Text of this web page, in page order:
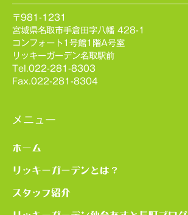
〒981-1231
宮城県名取市手倉田字八幡 428-1
コンフォート1号館1階A号室
リッキーガーデン名取駅前
Tel.022-281-8303
Fax.022-281-8304
メニュー
ホーム
リッキーガーデンとは？
スタッフ紹介